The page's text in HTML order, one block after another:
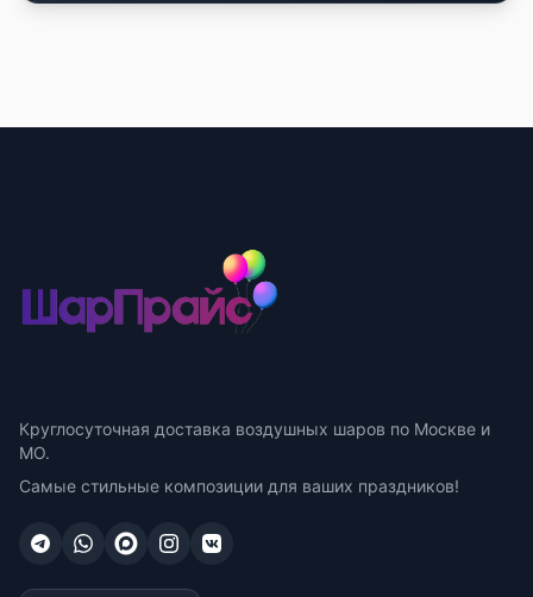
Круглосуточная доставка воздушных шаров по Москве и
МО.
Самые стильные композиции для ваших праздников!